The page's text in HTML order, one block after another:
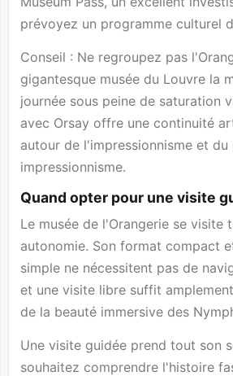
prévoyez un programme culturel
Conseil : Ne regroupez pas
gigantesque musée du Louvre la
journée sous peine de saturation
avec Orsay offre une continuité
autour de l'impressionnisme et
impressionnisme.
Quand opter pour une visite
Le musée de l'Orangerie se visite
autonomie. Son format compact
simple ne nécessitent pas de
et une visite libre suffit
de la beauté immersive des
Une visite guidée prend tout son
souhaitez comprendre l'histoire